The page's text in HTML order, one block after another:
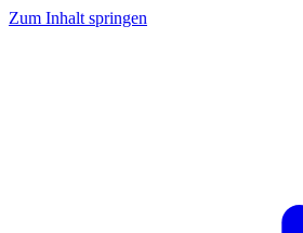
Zum Inhalt springen